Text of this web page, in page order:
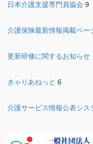
日本介護支援専門員協会 9
介護保険最新情報掲載ペー
更新研修に関するお知らせ
きゃりあねっと 6
介護サービス情報公表シス